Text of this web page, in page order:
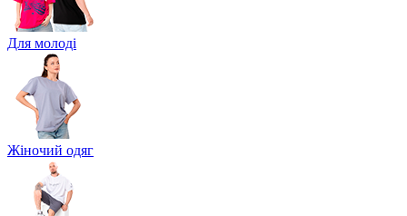
Для молоді
Жіночий одяг